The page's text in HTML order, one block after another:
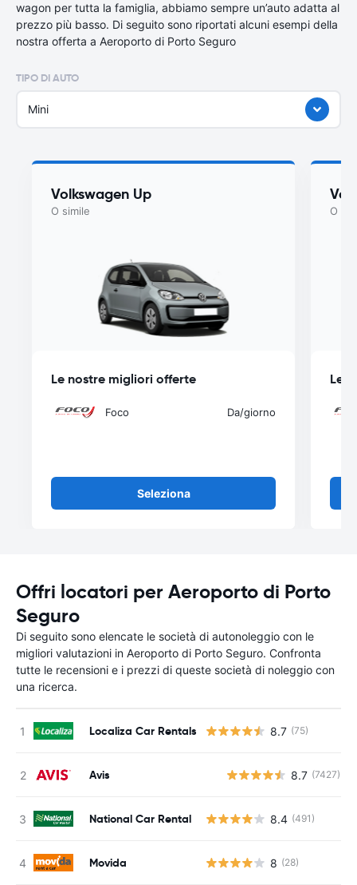
wagon per tutta la famiglia, abbiamo sempre un’auto adatta al
prezzo più basso. Di seguito sono riportati alcuni esempi della
nostra offerta a Aeroporto di Porto Seguro
TIPO DI AUTO
Mini
Volkswagen Up
O simile
Le nostre migliori offerte
Foco Da/giorno
Seleziona
O
Le
Offri locatori per Aeroporto di Porto
Seguro
Di seguito sono elencate le società di autonoleggio con le
migliori valutazioni in Aeroporto di Porto Seguro. Confronta
tutte le recensioni e i prezzi di queste società di noleggio con
una ricerca.
Localiza Car Rentals 8.7 (75)
Avis 8.7 (7427)
National Car Rental 8.4 (491)
Movida 8 (28)